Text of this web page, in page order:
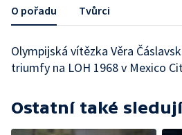
O pořadu Tvůrci
Olympijská vítězka Věra
triumfy na LOH 1968 v Mexico
Ostatní také sledují